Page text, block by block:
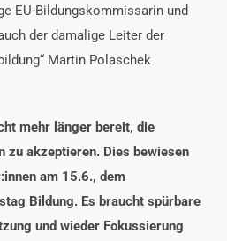
EU-Bildungskommissarin und
der damalige Leiter der
Martin Polaschek
mehr länger bereit, die
zu akzeptieren. Dies bewiesen
am 15.6., dem
Bildung. Es braucht spürbare
und wieder Fokussierung